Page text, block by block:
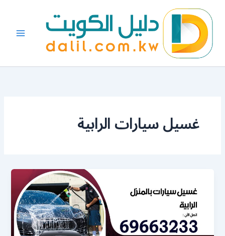
المحتوى
غسيل سيارات الرابية